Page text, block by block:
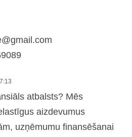
atbalsts? Mēs
aizdevumus
uzņēmumu finansēšanai